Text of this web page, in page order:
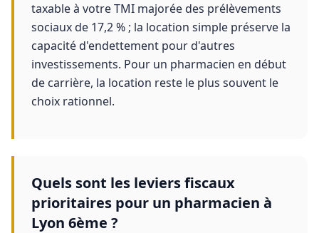
taxable à votre TMI majorée des prélèvements
sociaux de 17,2 % ; la location simple préserve la
capacité d'endettement pour d'autres
investissements. Pour un pharmacien en début
de carrière, la location reste le plus souvent le
choix rationnel.
Quels sont les leviers fiscaux
prioritaires pour un pharmacien à
Lyon 6ème ?